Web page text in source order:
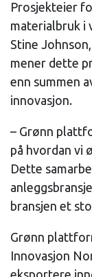
Prosjekteier
materialbruk i
Stine
mener dette
enn summen
innovasjon.
– Grønn
på hvordan vi
Dette
bransjen et
Grønn
Innovasjon
eksportere